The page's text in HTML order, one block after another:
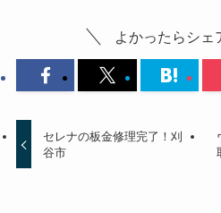
よかったらシェ
セレナの板金修理完了！刈
谷市